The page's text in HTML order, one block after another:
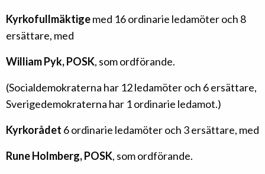
Kyrkofullmäktigemed 16 ordinarie ledamöter och 8
ersättare, med
William Pyk, POSK, som ordförande.
(Socialdemokraterna har 12 ledamöter och 6 ersättare,
Sverigedemokraterna har 1 ordinarie ledamot.)
Kyrkorådet 6 ordinarie ledamöter och 3 ersättare, med
Rune Holmberg, POSK, som ordförande.